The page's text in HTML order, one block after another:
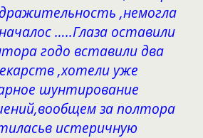
,немогла
…..Глаза оставили
годо вставили два
,хотели уже
шунтирование
за полтора
истеричную